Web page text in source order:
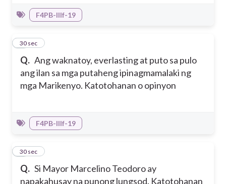
F4PB-IIIf-19
Q. Ang waknatoy, everlasting at puto sa pulo
ang ilan sa mga putaheng ipinagmamalaki ng
mga Marikenyo. Katotohanan o opinyon
8
30 sec
F4PB-IIIf-19
Q. Si Mayor Marcelino Teodoro ay
napakahusay na punong lungsod. Katotohanan
9
30 sec